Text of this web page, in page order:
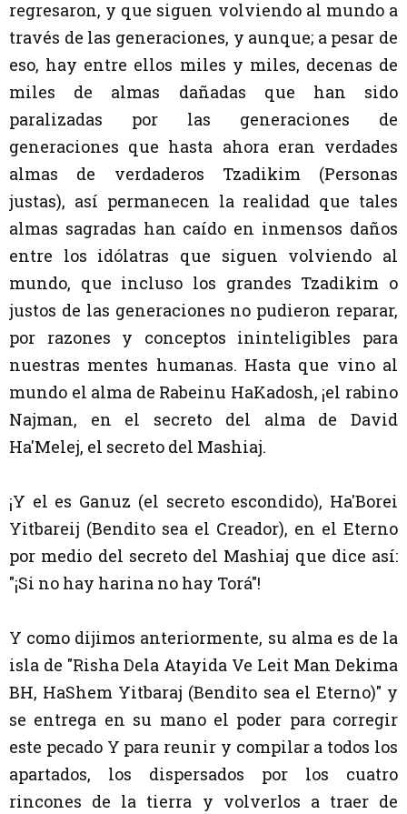
regresaron, y que siguen volviendo al mundo a
través de las generaciones, y aunque; a pesar de
eso, hay entre ellos miles y miles, decenas de
miles de almas dañadas que han sido
paralizadas por las generaciones de
generaciones que hasta ahora eran verdades
almas de verdaderos Tzadikim (Personas
justas), así permanecen la realidad que tales
almas sagradas han caído en inmensos daños
entre los idólatras que siguen volviendo al
mundo, que incluso los grandes Tzadikim o
justos de las generaciones no pudieron reparar,
por razones y conceptos ininteligibles para
nuestras mentes humanas. Hasta que vino al
mundo el alma de Rabeinu HaKadosh, ¡el rabino
Najman, en el secreto del alma de David
Ha'Melej, el secreto del Mashiaj.
¡Y el es Ganuz (el secreto escondido), Ha'Borei
Yitbareij (Bendito sea el Creador), en el Eterno
por medio del secreto del Mashiaj que dice así:
"¡Si no hay harina no hay Torá"!
Y como dijimos anteriormente, su alma es de la
isla de "Risha Dela Atayida Ve Leit Man Dekima
BH, HaShem Yitbaraj (Bendito sea el Eterno)" y
se entrega en su mano el poder para corregir
este pecado Y para reunir y compilar a todos los
apartados, los dispersados por los cuatro
rincones de la tierra y volverlos a traer de